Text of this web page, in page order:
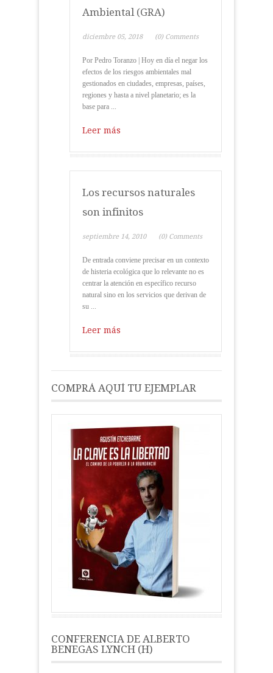
Ambiental (GRA)
diciembre 05, 2018 (0) Comments
Por Pedro Toranzo | Hoy en día el negar los
efectos de los riesgos ambientales mal
gestionados en ciudades, empresas, países,
regiones y hasta a nivel planetario; es la
base para ...
Leer más
Los recursos naturales
son infinitos
septiembre 14, 2010 (0) Comments
De entrada conviene precisar en un contexto
de histeria ecológica que lo relevante no es
centrar la atención en específico recurso
natural sino en los servicios que derivan de
su ...
Leer más
COMPRÁ AQUÍ TU EJEMPLAR
CONFERENCIA DE ALBERTO
BENEGAS LYNCH (H)